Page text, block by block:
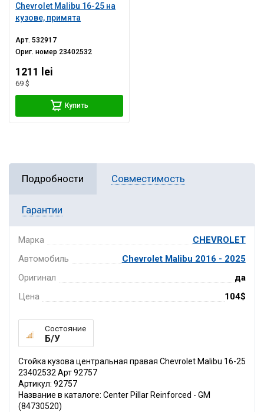
Chevrolet Malibu 16-25 на
кузове, примята
Арт.532917
Ориг. номер 23402532
1211 lei
69 $
Купить
Подробности Совместимость
Гарантии
Марка
CHEVROLET
Автомобиль
Chevrolet Malibu 2016 - 2025
Оригинал
да
Цена
104$
Состояние
Б/У
Стойка кузова центральная правая Chevrolet Malibu 16-25
23402532 Арт 92757
Артикул: 92757
Название в каталоге: Center Pillar Reinforced - GM
(84730520)